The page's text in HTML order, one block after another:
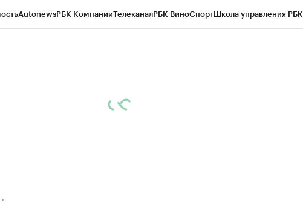
AutonewsРБК КомпанииТелеканалРБК ВиноСпортШкола управления РБК